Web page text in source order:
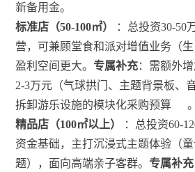
新备用金。
标准店（50-100㎡）
：总投资30-50
营，可兼顾堂食和派对增值业务（
盈利空间更大。 专属补充：需额外
2-3万元（气球拱门、主题背景板、
拆卸游乐设施的模块化采购预算
。
精品店（100㎡以上）
：总投资60-
资金基础，主打沉浸式主题体验（
题），面向高端亲子客群。 专属补充